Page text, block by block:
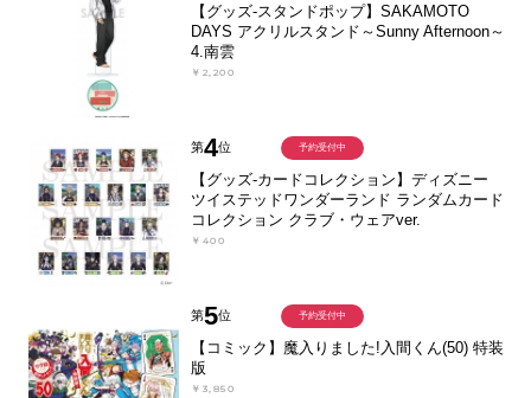
【グッズ-スタンドポップ】SAKAMOTO
DAYS アクリルスタンド～Sunny Afternoon～
4.南雲
￥2,200
第4位
【グッズ-カードコレクション】ディズニー
ツイステッドワンダーランド ランダムカード
コレクション クラブ・ウェアver.
￥400
予約受付中
第5位
【コミック】魔入りました!入間くん(50) 特装
版
￥3,850
予約受付中